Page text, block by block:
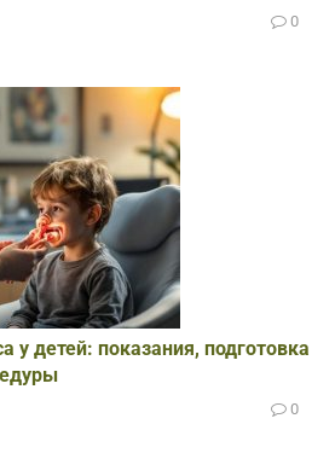
0
у детей: показания, подготовка
0